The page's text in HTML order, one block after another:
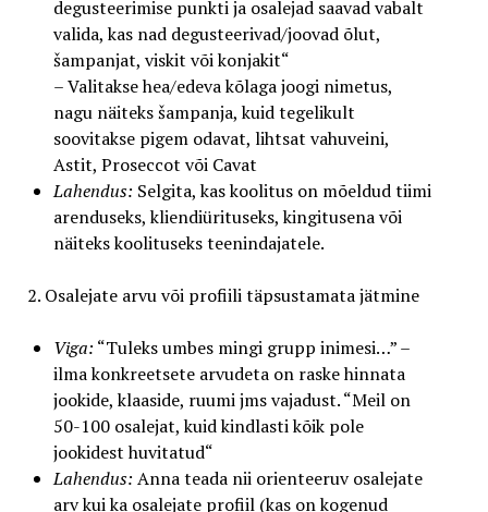
degusteerimise punkti ja osalejad saavad vabalt
valida, kas nad degusteerivad/joovad õlut,
šampanjat, viskit või konjakit“
– Valitakse hea/edeva kõlaga joogi nimetus,
nagu näiteks šampanja, kuid tegelikult
soovitakse pigem odavat, lihtsat vahuveini,
Astit, Proseccot või Cavat
Lahendus: Selgita, kas koolitus on mõeldud tiimi
arenduseks, kliendiürituseks, kingitusena või
näiteks koolituseks teenindajatele.
2. Osalejate arvu või profiili täpsustamata jätmine
Viga: “Tuleks umbes mingi grupp inimesi…” –
ilma konkreetsete arvudeta on raske hinnata
jookide, klaaside, ruumi jms vajadust. “Meil on
50-100 osalejat, kuid kindlasti kõik pole
jookidest huvitatud“
Lahendus: Anna teada nii orienteeruv osalejate
arv kui ka osalejate profiil (kas on kogenud